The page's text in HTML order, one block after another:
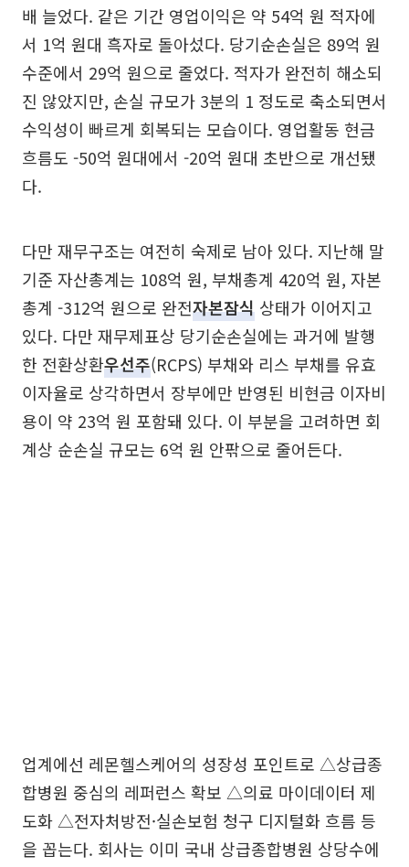
배 늘었다. 같은 기간 영업이익은 약 54억 원 적자에
서 1억 원대 흑자로 돌아섰다. 당기순손실은 89억 원
수준에서 29억 원으로 줄었다. 적자가 완전히 해소되
진 않았지만, 손실 규모가 3분의 1 정도로 축소되면서
수익성이 빠르게 회복되는 모습이다. 영업활동 현금
흐름도 -50억 원대에서 -20억 원대 초반으로 개선됐
다.
다만 재무구조는 여전히 숙제로 남아 있다. 지난해 말
기준 자산총계는 108억 원, 부채총계 420억 원, 자본
총계 -312억 원으로 완전자본잠식 상태가 이어지고
있다. 다만 재무제표상 당기순손실에는 과거에 발행
한 전환상환우선주(RCPS) 부채와 리스 부채를 유효
이자율로 상각하면서 장부에만 반영된 비현금 이자비
용이 약 23억 원 포함돼 있다. 이 부분을 고려하면 회
계상 순손실 규모는 6억 원 안팎으로 줄어든다.
업계에선 레몬헬스케어의 성장성 포인트로 △상급종
합병원 중심의 레퍼런스 확보 △의료 마이데이터 제
도화 △전자처방전·실손보험 청구 디지털화 흐름 등
을 꼽는다. 회사는 이미 국내 상급종합병원 상당수에